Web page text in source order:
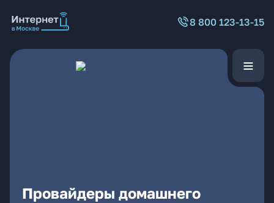
8 800 123-13-15
Провайдеры домашнего